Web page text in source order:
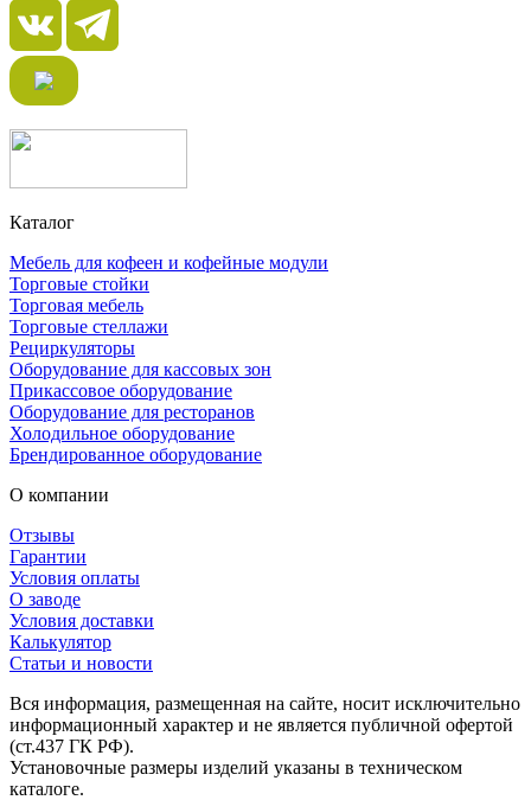
Каталог
Мебель для кофеен и кофейные модули
Торговые стойки
Торговая мебель
Торговые стеллажи
Рециркуляторы
Оборудование для кассовых зон
Прикассовое оборудование
Оборудование для ресторанов
Холодильное оборудование
Брендированное оборудование
О компании
Отзывы
Гарантии
Условия оплаты
О заводе
Условия доставки
Калькулятор
Статьи и новости
Вся информация, размещенная на сайте, носит исключительно
информационный характер и не является публичной офертой
(ст.437 ГК РФ).
Установочные размеры изделий указаны в техническом
каталоге.